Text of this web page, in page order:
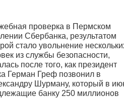
проверка в Пермском
Сбербанка, результатом
стало увольнение
из службы безопасности,
после того, как президент
Герман Греф позвонил в
Шурману, который в
банку 250 миллионов